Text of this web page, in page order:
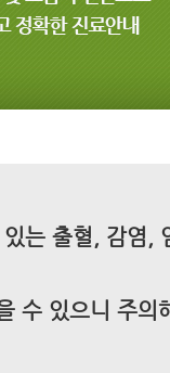
는 출혈, 감염,
수 있으니 주의